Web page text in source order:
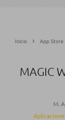
Inicio App Store
MAGIC
M.